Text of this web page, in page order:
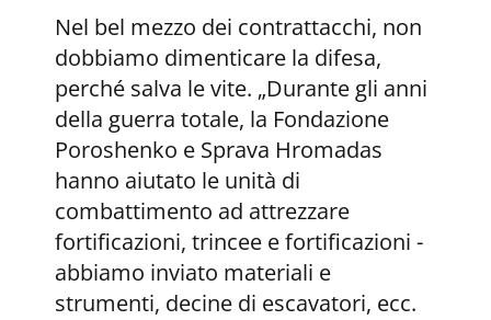
Nel bel mezzo dei contrattacchi, non
dobbiamo dimenticare la difesa,
perché salva le vite. „Durante gli anni
della guerra totale, la Fondazione
Poroshenko e Sprava Hromadas
hanno aiutato le unità di
combattimento ad attrezzare
fortificazioni, trincee e fortificazioni -
abbiamo inviato materiali e
strumenti, decine di escavatori, ecc.